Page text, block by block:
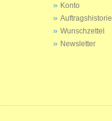
Konto
Auftragshistorie
Wunschzettel
Newsletter